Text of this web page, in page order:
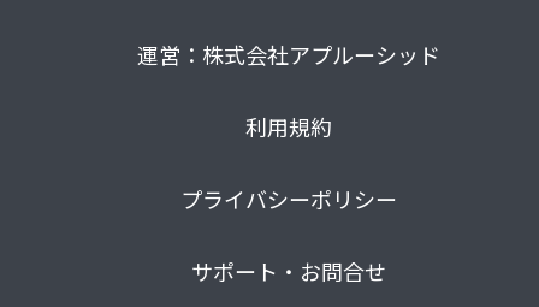
運営：株式会社アプルーシッド
利用規約
プライバシーポリシー
サポート・お問合せ